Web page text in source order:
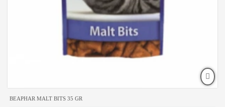
BEAPHAR MALT BITS 35 GR